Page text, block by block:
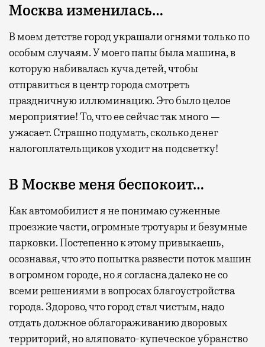
Москва изменилась…
В моем детстве город украшали огнями только по
особым случаям. У моего папы была машина, в
которую набивалась куча детей, чтобы
отправиться в центр города смотреть
праздничную иллюминацию. Это было целое
мероприятие! То, что ее сейчас так много —
ужасает. Страшно подумать, сколько денег
налогоплательщиков уходит на подсветку!
В Москве меня беспокоит…
Как автомобилист я не понимаю суженные
проезжие части, огромные тротуары и безумные
парковки. Постепенно к этому привыкаешь,
осознавая, что это попытка развести поток машин
в огромном городе, но я согласна далеко не со
всеми решениями в вопросах благоустройства
города. Здорово, что город стал чистым, надо
отдать должное облагораживанию дворовых
территорий, но аляповато-купеческое убранство